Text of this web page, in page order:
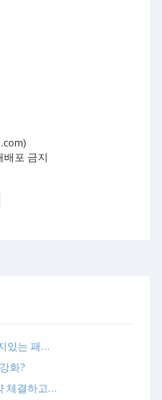
포 금지
있는 패…
화?
체결하고…